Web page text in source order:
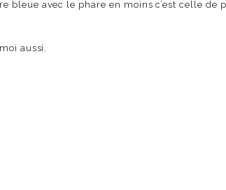
avec le phare en moins c’est celle de
aussi.